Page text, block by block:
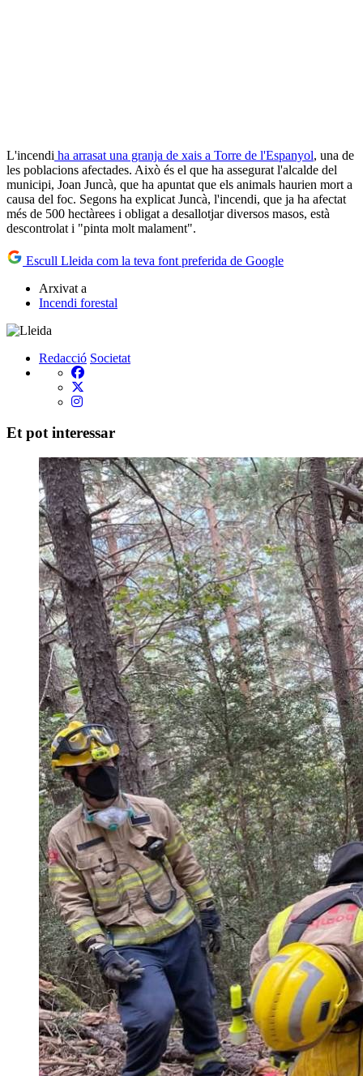
L'incendi ha arrasat una granja de xais a Torre de l'Espanyol, una de
les poblacions afectades. Això és el que ha assegurat l'alcalde del
municipi, Joan Juncà, que ha apuntat que els animals haurien mort a
causa del foc. Segons ha explicat Juncà, l'incendi, que ja ha afectat
més de 500 hectàrees i obligat a desallotjar diversos masos, està
descontrolat i "pinta molt malament".
Escull Lleida com la teva font preferida de Google
Arxivat a
Incendi forestal
Redacció Societat
Et pot interessar